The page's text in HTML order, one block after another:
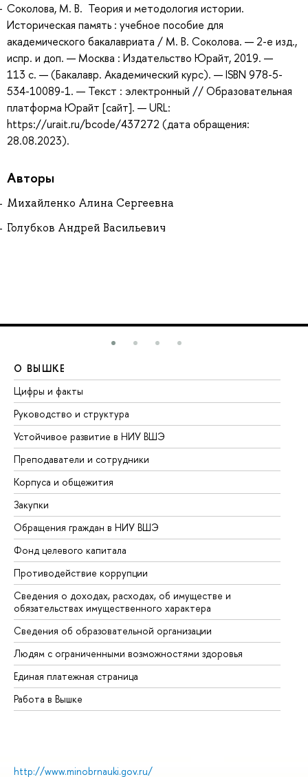
Соколова, М. В. Теория и методология истории.
Историческая память : учебное пособие для
академического бакалавриата / М. В. Соколова. — 2-е изд.,
испр. и доп. — Москва : Издательство Юрайт, 2019. —
113 с. — (Бакалавр. Академический курс). — ISBN 978-5-
534-10089-1. — Текст : электронный // Образовательная
платформа Юрайт [сайт]. — URL:
https://urait.ru/bcode/437272 (дата обращения:
28.08.2023).
Авторы
Михайленко Алина Сергеевна
Голубков Андрей Васильевич
О ВЫШКЕ
Цифры и факты
Руководство и структура
Устойчивое развитие в НИУ ВШЭ
Преподаватели и сотрудники
Корпуса и общежития
Закупки
Обращения граждан в НИУ ВШЭ
Фонд целевого капитала
Противодействие коррупции
Сведения о доходах, расходах, об имуществе и
обязательствах имущественного характера
Сведения об образовательной организации
Людям с ограниченными возможностями здоровья
Единая платежная страница
Работа в Вышке
http://www.minobrnauki.gov.ru/